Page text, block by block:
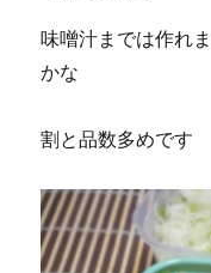
味噌汁までは作れ
かな
割と品数多めです